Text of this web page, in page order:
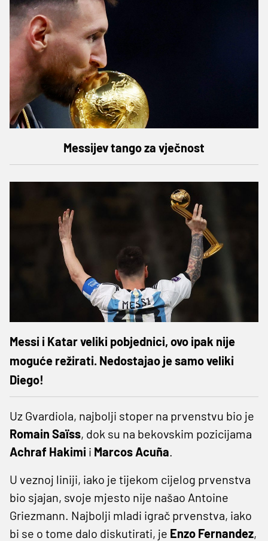
Messijev tango za vječnost
Messi i Katar veliki pobjednici, ovo ipak nije
moguće režirati. Nedostajao je samo veliki
Diego!
Uz Gvardiola, najbolji stoper na prvenstvu bio je
Romain Saïss, dok su na bekovskim pozicijama
Achraf Hakimi i Marcos Acuña
U veznoj liniji, iako je tijekom cijelog prvenstva
bio sjajan, svoje mjesto nije našao Antoine
Griezmann. Najbolji mladi igrač prvenstva, iako
bi se o tome dalo diskutirati, je Enzo Fernandez,